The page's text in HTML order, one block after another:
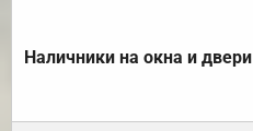
Наличники на окна и двери